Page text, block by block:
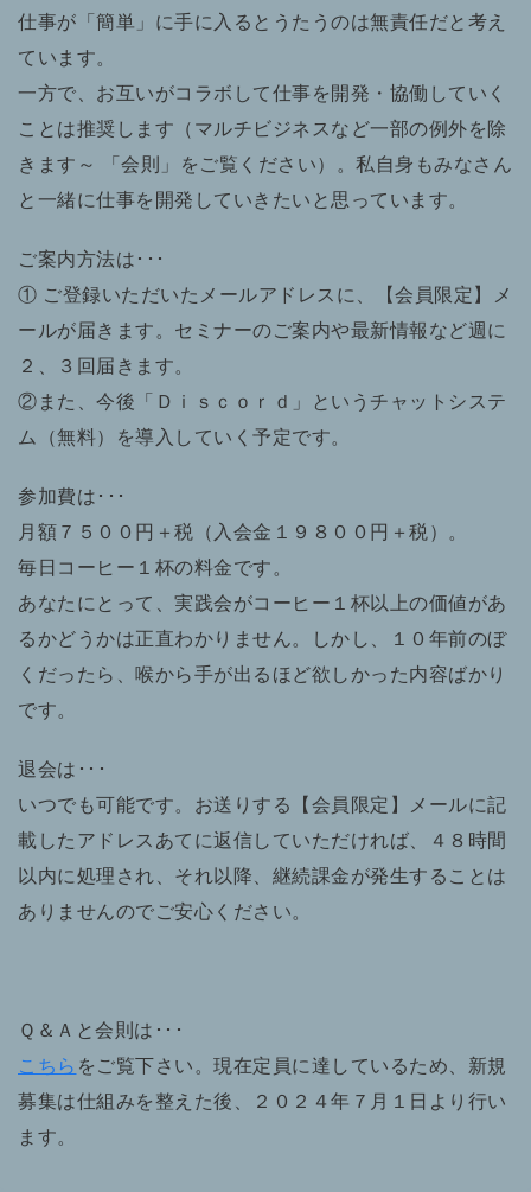
仕事が「簡単」に手に入るとうたうのは無責任だと考え
ています。
一方で、お互いがコラボして仕事を開発・協働していく
ことは推奨します（マルチビジネスなど一部の例外を除
きます～ 「会則」をご覧ください）。私自身もみなさん
と一緒に仕事を開発していきたいと思っています。
ご案内方法は･･･
① ご登録いただいたメールアドレスに、【会員限定】メ
ールが届きます。セミナーのご案内や最新情報など週に
２、３回届きます。
②また、今後「Ｄｉｓｃｏｒｄ」というチャットシステ
ム（無料）を導入していく予定です。
参加費は･･･
月額７５００円＋税（入会金１９８００円＋税）。
毎日コーヒー１杯の料金です。
あなたにとって、実践会がコーヒー１杯以上の価値があ
るかどうかは正直わかりません。しかし、１０年前のぼ
くだったら、喉から手が出るほど欲しかった内容ばかり
です。
退会は･･･
いつでも可能です。お送りする【会員限定】メールに記
載したアドレスあてに返信していただければ、４８時間
以内に処理され、それ以降、継続課金が発生することは
ありませんのでご安心ください。
Ｑ＆Ａと会則は･･･
こちら をご覧下さい。現在定員に達しているため、新規
募集は仕組みを整えた後、２０２４年７月１日より行い
ます。